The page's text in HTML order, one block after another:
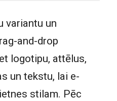
variantu un
and-drop
logotipu, attēlus,
un tekstu, lai e-
stilam. Pēc